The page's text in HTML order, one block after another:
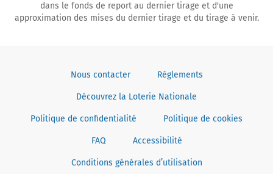
dans le fonds de report au dernier tirage et d'une
approximation des mises du dernier tirage et du tirage à venir.
Nous contacter Règlements
Découvrez la Loterie Nationale
Politique de confidentialité Politique de cookies
FAQ Accessibilité
Conditions générales d’utilisation